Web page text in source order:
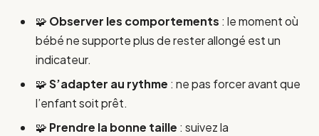
🧩 Observer les comportements : le moment où
bébé ne supporte plus de rester allongé est un
indicateur.
🧩S’adapter au rythme : ne pas forcer avant que
l’enfant soit prêt.
🧩 Prendre la bonne taille : suivez la